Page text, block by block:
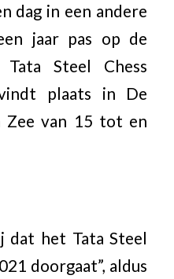
dag in een andere
jaar pas op de
Steel Chess
plaats in De
Zee van 15 tot en
dat het Tata Steel
doorgaat”, aldus